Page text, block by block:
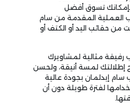
تسوق أفضل
العملية المقدمة من سام
من حقائب اليد أو الكتف أو
رفيقة مثالية لمشاويرك
إطلالتك لمسة أنيقة، ولحسن
سام إيدلمان بجودة عالية
لفترة طويلة دون أن